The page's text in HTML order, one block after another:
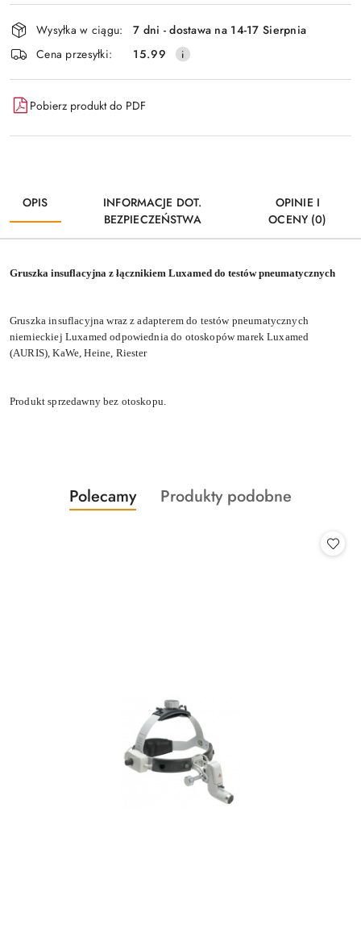
Dostępność
i
dostawa
Wysyłka w ciągu:
7 dni - dostawa na 14-17 Sierpnia
Cena przesyłki:
15.99
Pobierz produkt do PDF
OPIS
INFORMACJE DOT.
BEZPIECZEŃSTWA
OPINIE I
OCENY (0)
Gruszka insuflacyjna z łącznikiem Luxamed do testów pneumatycznych
Gruszka insuflacyjna wraz z adapterem do testów pneumatycznych
niemieckiej Luxamed odpowiednia do otoskopów marek Luxamed
(AURIS), KaWe, Heine, Riester
Produkt sprzedawny bez otoskopu.
Pomiń karuzelę produktów
Produkty
o
Polecamy
Produkty
Produkty podobne